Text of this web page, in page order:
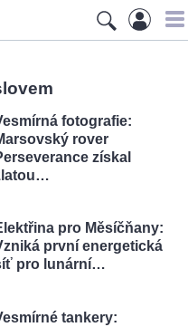
fotografie:
rover
získal
pro Měsíčňany:
první energetická
pro lunární…
tankery: